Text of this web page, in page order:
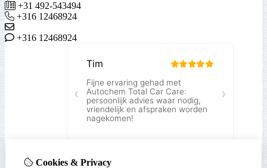
+31 492-543494
+316 12468924
+316 12468924
Cookies & Privacy